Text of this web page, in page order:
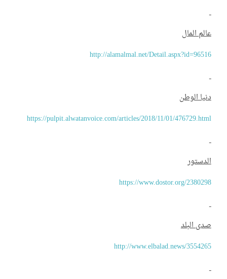
المال
http://alamalmal.net/
الوطن
https://pulpit.alwatanvoice.com/articles/2018/11/01/
https://www.dostor.org/
البلد
http://www.elbalad.news/